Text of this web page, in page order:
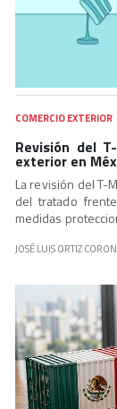
COMERCIO EXTERIOR
Revisión del
exterior en
La revisión del T-
del tratado
medidas
JOSÉ LUIS ORTIZ